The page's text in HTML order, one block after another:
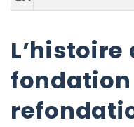
L’histoire
fondation